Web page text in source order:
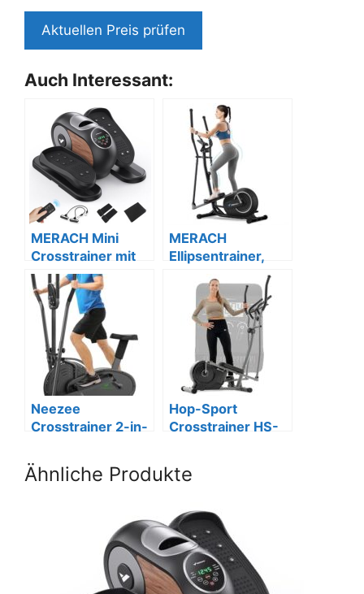
Aktuellen Preis prüfen
Auch Interessant:
MERACH Mini
Crosstrainer mit
Fernbedienung,
leise & tragbar
MERACH
Ellipsentrainer,
leise, 16-Stufen,
Pulssensor, LCD,
120kg
Neezee
Crosstrainer 2-in-
Magnetwiderstand
, LCD, bis 120kg
Hop-Sport
Crosstrainer HS-
Ähnliche Produkte